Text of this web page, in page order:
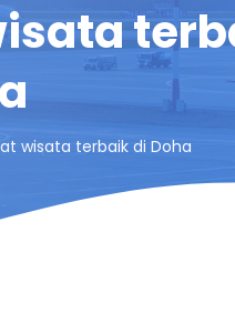
wisata terbaik di Doha